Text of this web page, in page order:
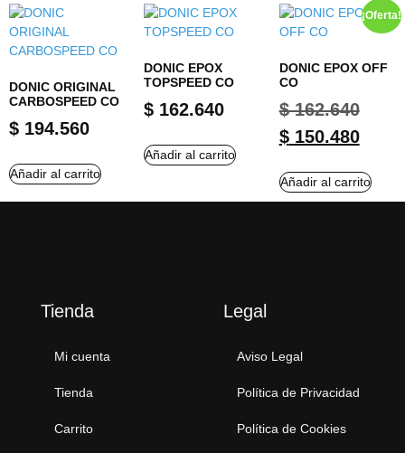
DONIC ORIGINAL
CARBOSPEED CO
$ 194.560
Añadir al carrito
DONIC EPOX
TOPSPEED CO
$ 162.640
Añadir al carrito
¡Oferta!
DONIC EPOX OFF
CO
$162.640
$150.480
Añadir al carrito
Tienda
Mi cuenta
Tienda
Carrito
Legal
Aviso Legal
Política de Privacidad
Política de Cookies